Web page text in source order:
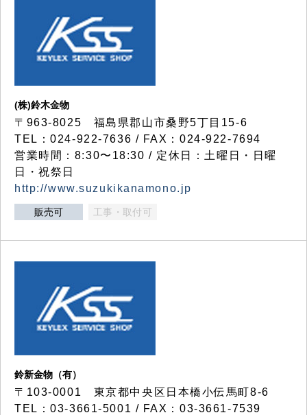
(株)鈴木金物
〒963-8025 福島県郡山市桑野5丁目15-6
TEL：024-922-7636 / FAX：024-922-7694
営業時間：8:30〜18:30 / 定休日：土曜日・日曜
日・祝祭日
http://www.suzukikanamono.jp
販売可 工事・取付可
鈴新金物（有）
〒103-0001 東京都中央区日本橋小伝馬町8-6
TEL：03-3661-5001 / FAX：03-3661-7539